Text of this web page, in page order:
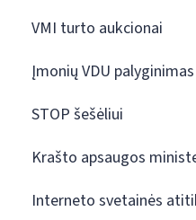
VMI turto aukcionai
Įmonių VDU palyginimas
STOP šešėliui
Krašto apsaugos
Interneto svetainės